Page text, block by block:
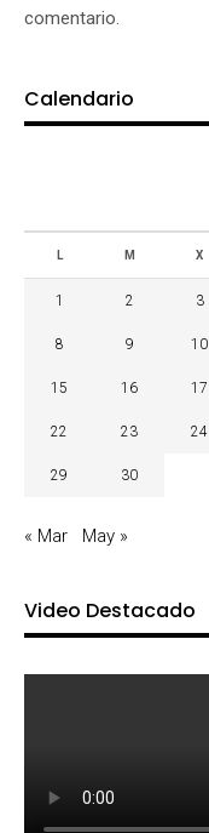
comentario.
Calendario
L M X
1 2 3
8 9 10
15 16 17
22 23 24
29 30
« Mar May »
Video Destacado